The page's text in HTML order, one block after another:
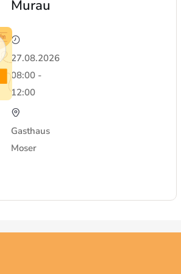
Murau
27.08.2026
08:00 -
12:00
Gasthaus
Moser